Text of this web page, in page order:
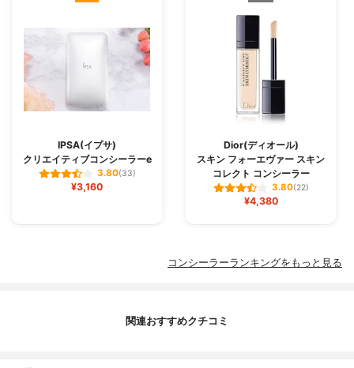
IPSA(イプサ)
クリエイティブコンシーラーe
3.80(33)
¥3,160
Dior(ディオール)
スキン フォーエヴァー スキン
コレクト コンシーラー
3.80(22)
¥4,380
コンシーラーランキングをもっと見る
関連おすすめクチコミ